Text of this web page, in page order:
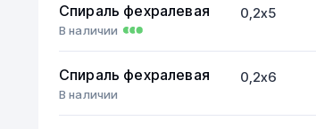
Спираль фехралевая
В наличии
0,2х5
Спираль фехралевая
В наличии
0,2х6